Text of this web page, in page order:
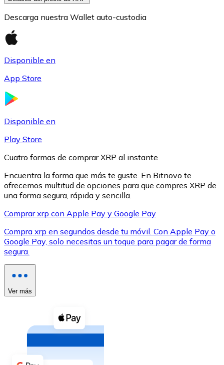
Litecoin
LTC
Ver todo
Compra criptomonedas con efectivo en tu tienda más
Comprar con efectivo
Transferencia SEPA
Añade fondos a tu cuenta Bitnovo o realiza compras
Descarga nuestra Wallet auto-custodia
Disponible en
App Store
Disponible en
Play Store
Cuatro formas de comprar XRP al instante
Encuentra la forma que más te guste. En Bitnovo te
ofrecemos multitud de opciones para que compres XRP de
una forma segura, rápida y sencilla.
Comprar xrp con Apple Pay y Google Pay
Compra xrp en segundos desde tu móvil. Con Apple Pay o
Google Pay, solo necesitas un toque para pagar de forma
segura.
Ver más